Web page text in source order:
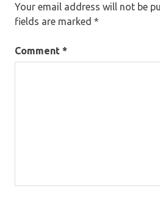
Your email address will not be
fields are marked *
Comment *